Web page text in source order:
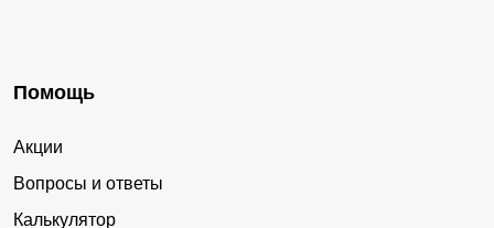
Помощь
Акции
Вопросы и ответы
Калькулятор